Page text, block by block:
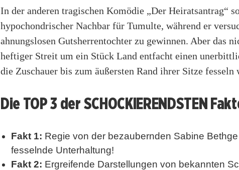
In der anderen tragischen Komödie „Der Heiratsantrag“
hypochondrischer Nachbar für Tumulte, während er
ahnungslosen Gutsherrentochter zu gewinnen. Aber das
heftiger Streit um ein Stück Land entfacht einen
die Zuschauer bis zum äußersten Rand ihrer Sitze fesseln
Die TOP 3 der SCHOCKIERENDSTEN
Fakt 1: Regie von der bezaubernden Sabine
fesselnde Unterhaltung!
Fakt 2: Ergreifende Darstellungen von bekannten